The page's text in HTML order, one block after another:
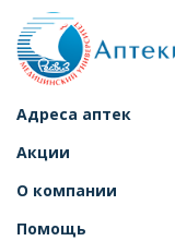
Адреса аптек
Акции
О компании
Помощь